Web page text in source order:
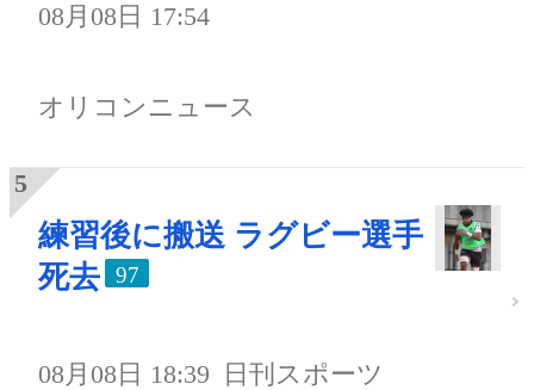
08月08日 17:54
オリコンニュース
練習後に搬送 ラグビー選手
死去
97
08月08日 18:39 日刊スポーツ